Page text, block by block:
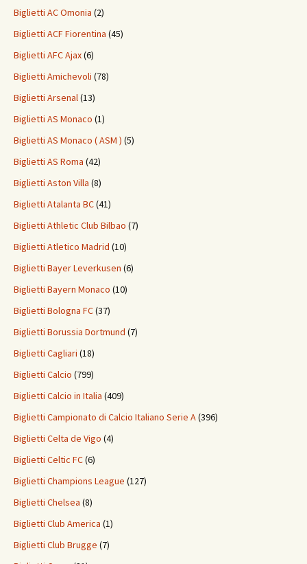
Biglietti AC Omonia (2)
Biglietti ACF Fiorentina (45)
Biglietti AFC Ajax(6)
Biglietti Amichevoli (78)
Biglietti Arsenal(13)
Biglietti AS Monaco (1)
Biglietti AS Monaco ( ASM ) (5)
Biglietti AS Roma (42)
Biglietti Aston Villa (8)
Biglietti Atalanta BC(41)
Biglietti Athletic Club Bilbao (7)
Biglietti Atletico Madrid (10)
Biglietti Bayer Leverkusen (6)
Biglietti Bayern Monaco (10)
Biglietti Bologna FC(37)
Biglietti Borussia Dortmund (7)
Biglietti Cagliari (18)
Biglietti Calcio (799)
Biglietti Calcio in Italia (409)
Biglietti Campionato di Calcio Italiano Serie A(396)
Biglietti Celta de Vigo (4)
Biglietti Celtic FC(6)
Biglietti Champions League (127)
Biglietti Chelsea (8)
Biglietti Club America (1)
Biglietti Club Brugge (7)